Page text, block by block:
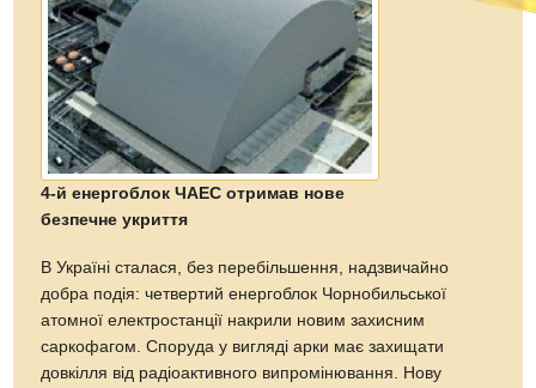
4-й енергоблок ЧАЕС отримав нове
безпечне укриття
В Україні сталася, без перебільшення, надзвичайно
добра подія: четвертий енергоблок Чорнобильської
атомної електростанції накрили новим захисним
саркофагом. Споруда у вигляді арки має захищати
довкілля від радіоактивного випромінювання. Нову